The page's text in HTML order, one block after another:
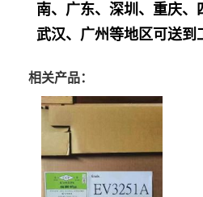
南、广东、深圳、重庆、
武汉、广州等地区可送到
相关产品：